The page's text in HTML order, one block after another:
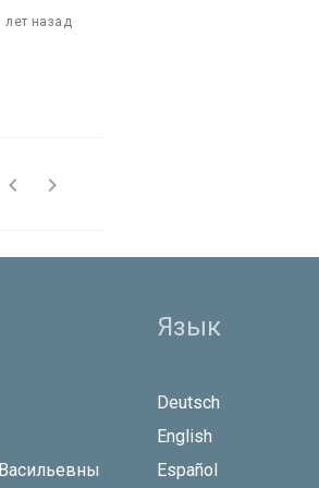
лет назад
 
Язык
Deutsch
English
Español